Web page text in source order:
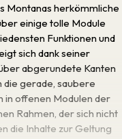
Montanas herkömmliche
einige tolle Module
Funktionen und
sich dank seiner
abgerundete Kanten
gerade, saubere
in offenen Modulen der
Rahmen, der sich nicht
die Inhalte zur Geltung